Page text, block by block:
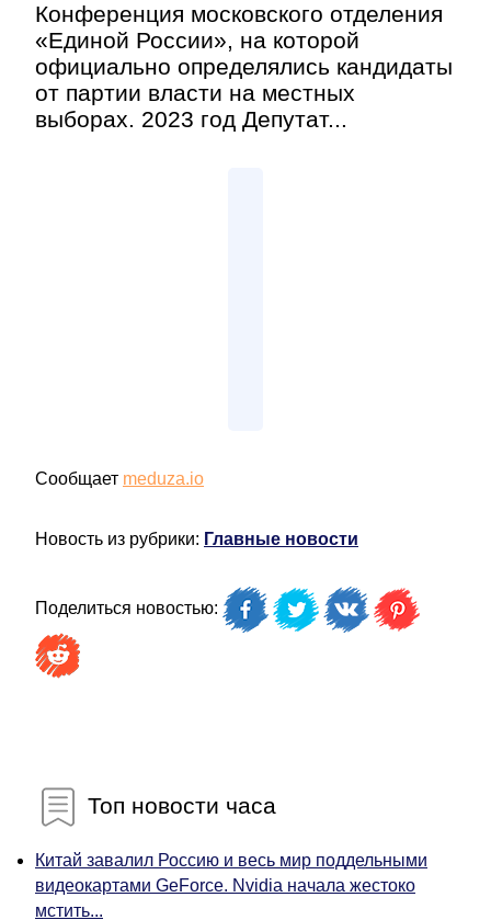
Конференция московского отделения
«Единой России», на которой
официально определялись кандидаты
от партии власти на местных
выборах. 2023 год Депутат...
Сообщает meduza.io
Новость из рубрики: Главные новости
Поделиться новостью:
Топ новости часа
Китай завалил Россию и весь мир поддельными
видеокартами GeForce. Nvidia начала жестоко
мстить...